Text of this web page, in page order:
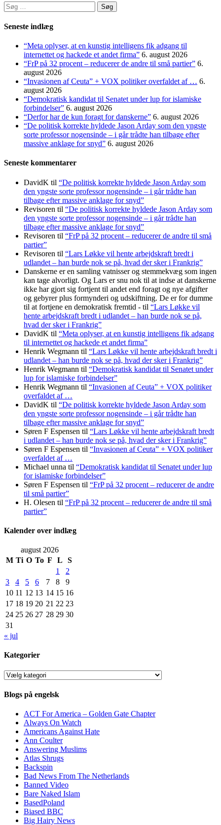
Søg
efter:
Seneste indlæg
“Meta oplyser, at en kunstig intelligens fik adgang til
internettet og hackede et andet firma” 6. august 2026
“FrP på 32 procent – reducerer de andre til små partier” 6.
august 2026
“Invasionen af Ceuta” + VOX politiker overfaldet af … 6.
august 2026
“Demokratisk kandidat til Senatet under lup for islamiske
forbindelser” 6. august 2026
“Derfor har de kun foragt for danskerne” 6. august 2026
“De politisk korrekte hyldede Jason Arday som den yngste
sorte professor nogensinde – i går trådte han tilbage efter
massive anklage for snyd” 6. august 2026
Seneste kommentarer
DavidK til “De politisk korrekte hyldede Jason Arday som
den yngste sorte professor nogensinde – i går trådte han
tilbage efter massive anklage for snyd”
Revisoren til “De politisk korrekte hyldede Jason Arday som
den yngste sorte professor nogensinde – i går trådte han
tilbage efter massive anklage for snyd”
Revisoren til “FrP på 32 procent – reducerer de andre til små
partier”
Revisoren til “Lars Løkke vil hente arbejdskraft bredt i
udlandet – han burde nok se på, hvad der sker i Frankrig”
Danskerne er en samling vatnisser og stemmekvæg som ingen
kan tage alvorligt. Og Lars er snu nok til at indse at danskerne
ikke har gjort sig fortjent til andet end foragt og nye afgifter
og gebyrer plus formynderi og udskiftning. De er for dumme
til at fortjene en demokratisk fremtid - til “Lars Løkke vil
hente arbejdskraft bredt i udlandet – han burde nok se på,
hvad der sker i Frankrig”
DavidK til “Meta oplyser, at en kunstig intelligens fik adgang
til internettet og hackede et andet firma”
Henrik Wegmann til “Lars Løkke vil hente arbejdskraft bredt i
udlandet – han burde nok se på, hvad der sker i Frankrig”
Henrik Wegmann til “Demokratisk kandidat til Senatet under
lup for islamiske forbindelser”
Henrik Wegmann til “Invasionen af Ceuta” + VOX politiker
overfaldet af …
DavidK til “De politisk korrekte hyldede Jason Arday som
den yngste sorte professor nogensinde – i går trådte han
tilbage efter massive anklage for snyd”
Søren F Espensen til “Lars Løkke vil hente arbejdskraft bredt
i udlandet – han burde nok se på, hvad der sker i Frankrig”
Søren F Espensen til “Invasionen af Ceuta” + VOX politiker
overfaldet af …
Michael unna til “Demokratisk kandidat til Senatet under lup
for islamiske forbindelser”
Søren F Espensen til “FrP på 32 procent – reducerer de andre
til små partier”
H. Olesen til “FrP på 32 procent – reducerer de andre til små
partier”
Kalender over indlæg
august 2026
M Ti O To F L
S
1
2
3
4 5 6 7 8
9
10 11 12 13 14 15 16
17 18 19 20 21 22 23
24 25 26 27 28 29 30
31
« jul
Kategorier
Kategorier
Blogs på engelsk
ACT For America – Golden Gate Chapter
Always On Watch
Americans Against Hate
Ann Coulter
Answering Muslims
Atlas Shrugs
Backspin
Bad News From The Netherlands
Banned Video
Bare Naked Islam
BasedPoland
Biased BBC
Big Hairy News